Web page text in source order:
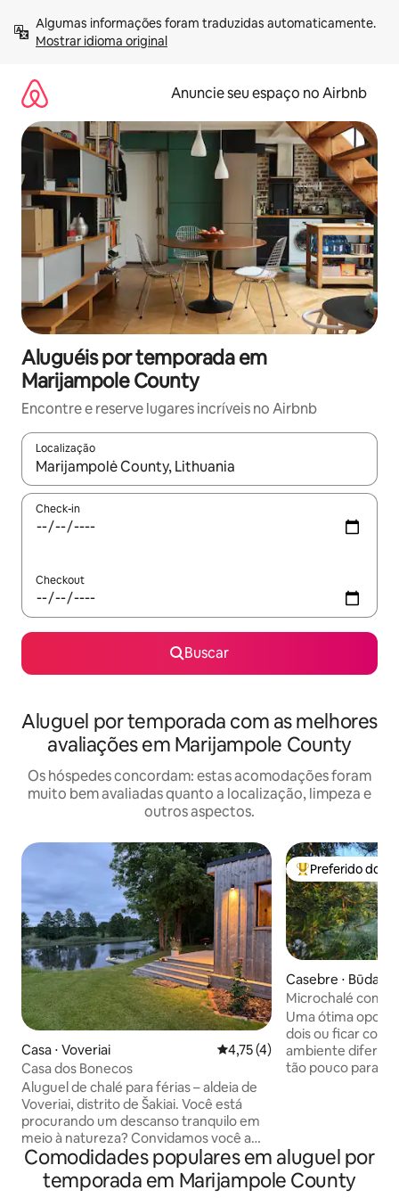
para
Mostrar idioma original
Anuncie seu espaço no Airbnb
Aluguéis por temporada em
Marijampole County
Encontre e reserve lugares incríveis no Airbnb
Localização
Quando os resultados estiverem disponíveis, explore-os
Check-in
Checkout
Buscar
Aluguel por temporada com as melhores
avaliações em Marijampole County
Os hóspedes concordam: estas acomodações foram
muito bem avaliadas quanto a localização, limpeza e
outros aspectos.
Casa ⋅ Voveriai 4,75 de uma avaliação média
4,75 (4)
Casa dos Bonecos
Aluguel de chalé para férias – aldeia de
Voveriai, distrito de Šakiai. Você está
procurando um descanso tranquilo em
meio à natureza? Convidamos você a
ficar em uma acolhedora cabana de 30
m² para quatro pessoas, a poucos passos
da natureza, do silêncio e da
Entre os
Preferido dos
Casebre ⋅ Būda
Microchalé com
Uma ótima
dois ou ficar com
ambiente
tão pouco para
espaço é
groselhas não
ambiente está
Comodidades populares em aluguel por
temporada em Marijampole County